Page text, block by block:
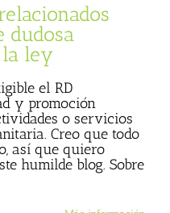
dudosa
la ley
el RD
y promoción
o servicios
Creo que todo
así que quiero
humilde blog. Sobre